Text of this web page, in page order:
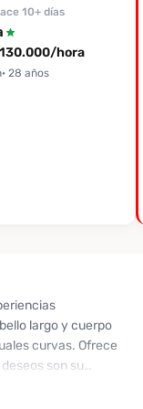
10+ días
hora
· 28 años
largo y cuerpo
curvas. Ofrece
son su
clientes han sido